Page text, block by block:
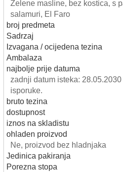
Zelene masline, bez kostica, s
salamuri, El Faro
broj predmeta
Sadrzaj
Izvagana / ocijedena tezina
Ambalaza
najbolje prije datuma
zadnji datum isteka:
isporuke.
bruto tezina
dostupnost
iznos na skladistu
ohladen proizvod
Ne, proizvod bez hladnjaka
Jedinica pakiranja
Porezna stopa